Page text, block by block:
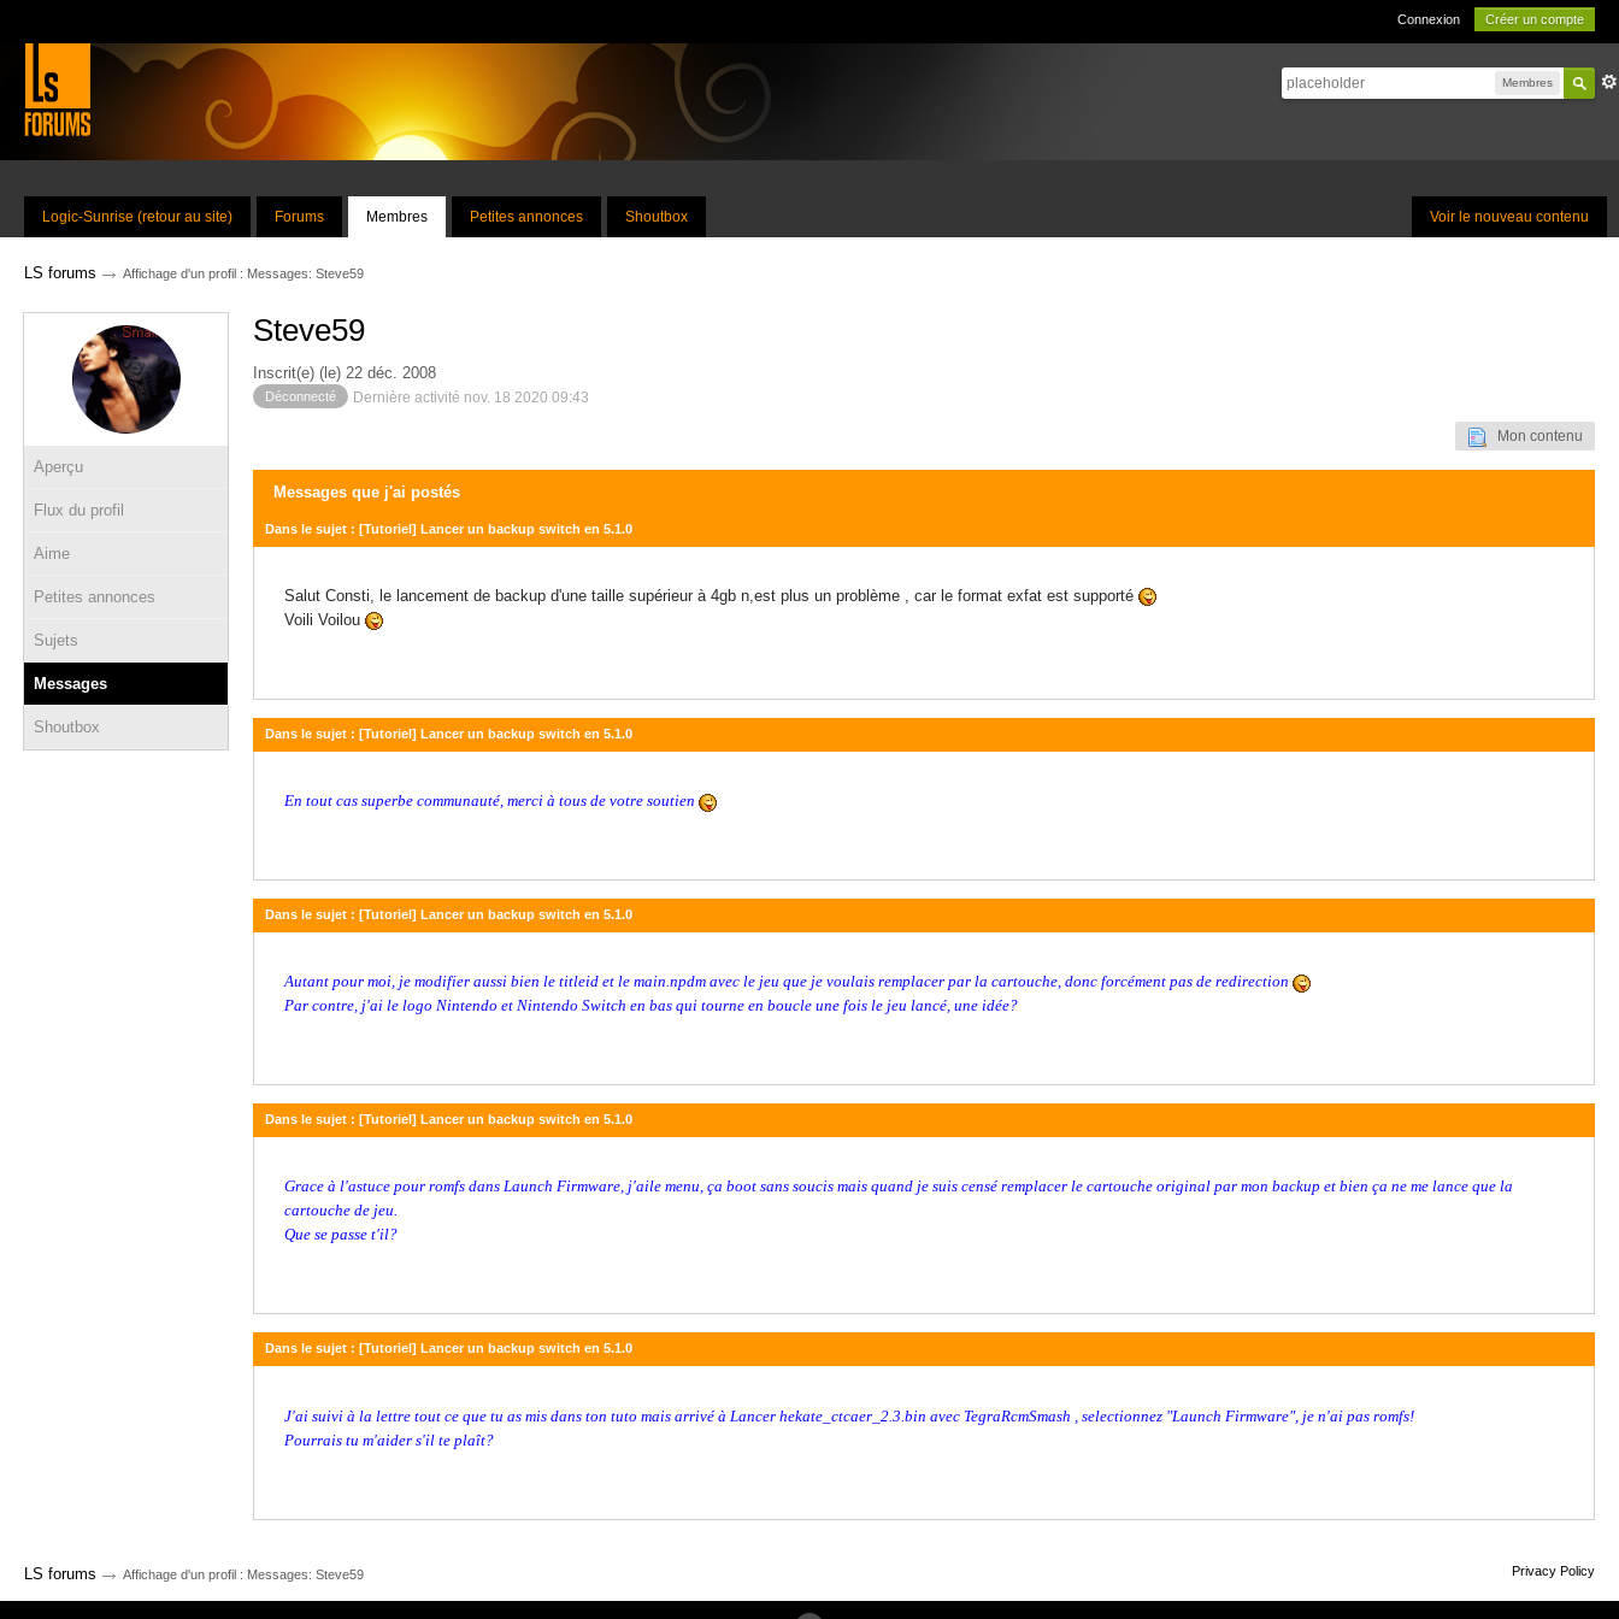
Connexion Créer un compte
Membres
Voir le nouveau contenu
Logic-Sunrise (retour au site) Forums Membres Petites annonces Shoutbox
LS forums → Affichage d'un profil : Messages: Steve59
Aperçu
Flux du profil
Aime
Petites annonces
Sujets
Messages
Shoutbox
Steve59
Inscrit(e) (le) 22 déc. 2008
Déconnecté Dernière activité nov. 18 2020 09:43
Mon contenu
Messages que j'ai postés
Dans le sujet : [Tutoriel] Lancer un backup switch en 5.1.0
Salut Consti, le lancement de backup d'une taille supérieur à 4gb n,est plus un problème , car le format exfat est supporté
Voili Voilou
Dans le sujet : [Tutoriel] Lancer un backup switch en 5.1.0
En tout cas superbe communauté, merci à tous de votre soutien
Dans le sujet : [Tutoriel] Lancer un backup switch en 5.1.0
Autant pour moi, je modifier aussi bien le titleid et le main.npdm avec le jeu que je voulais remplacer par la cartouche, donc forcément pas de redirection
Par contre, j'ai le logo Nintendo et Nintendo Switch en bas qui tourne en boucle une fois le jeu lancé, une idée?
Dans le sujet : [Tutoriel] Lancer un backup switch en 5.1.0
Grace à l'astuce pour romfs dans Launch Firmware, j'aile menu, ça boot sans soucis mais quand je suis censé remplacer le cartouche original par mon backup et bien ça ne me lance que la
cartouche de jeu.
Que se passe t'il?
Dans le sujet : [Tutoriel] Lancer un backup switch en 5.1.0
J'ai suivi à la lettre tout ce que tu as mis dans ton tuto mais arrivé à Lancer hekate_ctcaer_2.3.bin avec TegraRcmSmash , selectionnez "Launch Firmware", je n'ai pas romfs!
Pourrais tu m'aider s'il te plaît?
LS forums → Affichage d'un profil : Messages: Steve59 Privacy Policy